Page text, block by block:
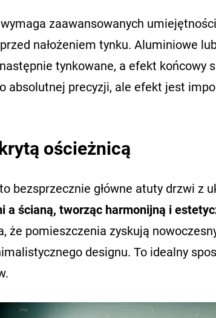
zaawansowanych
nałożeniem tynku. Aluminiowe
tynkowane, a efekt końcowy
absolutnej precyzji, ale efekt jest
ościeżnicą
to bezsprzecznie główne atuty drzwi z
a ścianą, tworząc harmonijną i
że pomieszczenia zyskują
designu. To idealny